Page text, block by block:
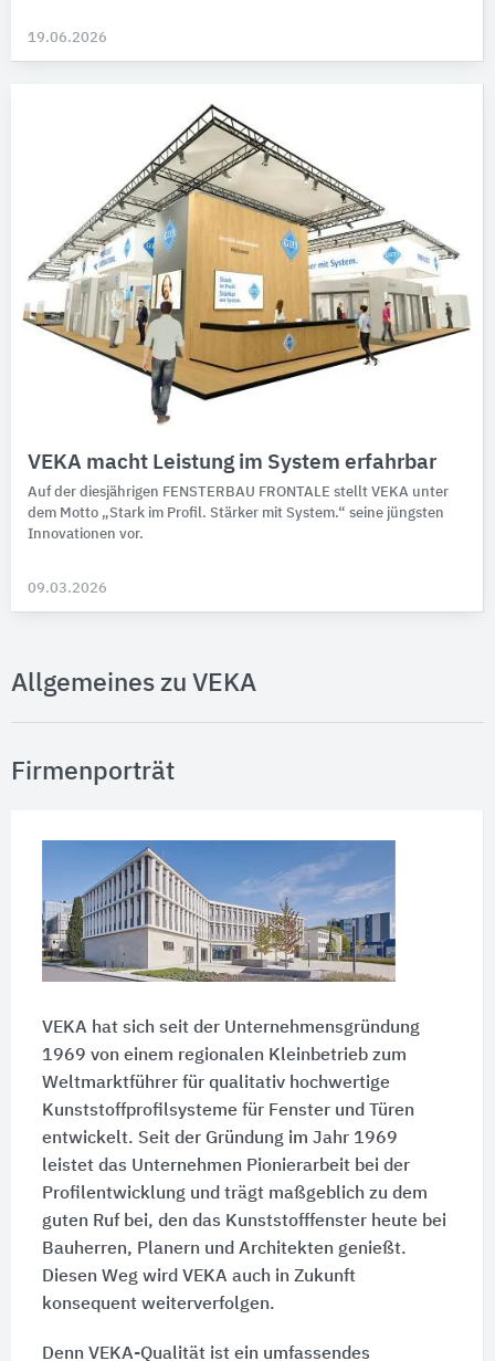
19.06.2026
VEKA macht Leistung im System erfahrbar
Auf der diesjährigen FENSTER­BAU FRONTALE stellt VEKA unter
dem Motto „Stark im Profil. Stärker mit System.“ seine jüngsten
Inno­va­tionen vor.
09.03.2026
Allgemeines zu VEKA
Firmenporträt
VEKA hat sich seit der Unternehmensgründung
1969 von einem regionalen Kleinbetrieb zum
Weltmarktführer für qualitativ hochwertige
Kunststoffprofilsysteme für Fenster und Türen
entwickelt. Seit der Gründung im Jahr 1969
leistet das Unternehmen Pionierarbeit bei der
Profilentwicklung und trägt maßgeblich zu dem
guten Ruf bei, den das Kunststofffenster heute bei
Bauherren, Planern und Architekten genießt.
Diesen Weg wird VEKA auch in Zukunft
konsequent weiterverfolgen.
Denn VEKA-Qualität ist ein umfassendes